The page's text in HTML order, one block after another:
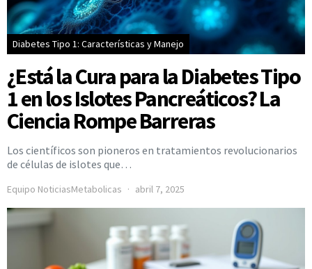
Diabetes Tipo 1: Características y Manejo
¿Está la Cura para la Diabetes Tipo
1 en los Islotes Pancreáticos? La
Ciencia Rompe Barreras
Los científicos son pioneros en tratamientos revolucionarios
de células de islotes que…
Equipo NoticiasMetabolicas abril 7, 2025